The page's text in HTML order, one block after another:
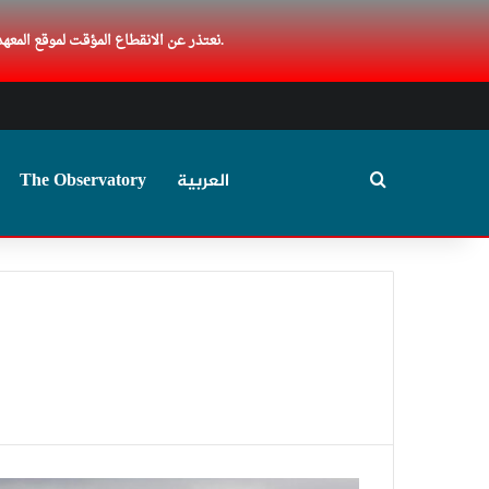
نعتذر عن الانقطاع المؤقت لموقع المعهد المصري. يسعدنا أن نعود إليكم بعد فترة من التوقف بسبب عطل فني، ةنعمل حاليا علي تحديث الموقع. شكرا لصبركم وتفهمكم.
The Observatory العربية Search for